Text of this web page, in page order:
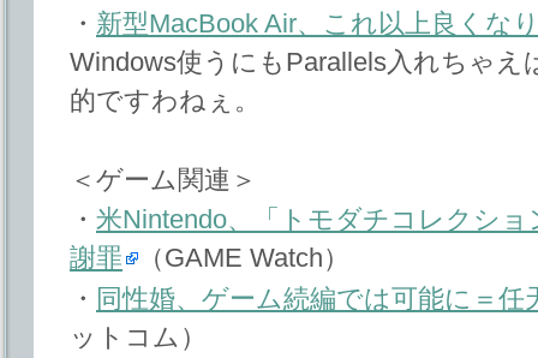
・ 新型MacBook Air、これ以上良くな
Windows使うにもParallels入れちゃ
的ですわねぇ。
＜ゲーム関連＞
・ 米Nintendo、「トモダチコレクシ
謝罪
（GAME Watch）
・ 同性婚、ゲーム続編では可能に＝任
ットコム）